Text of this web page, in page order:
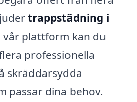
trappstädning i
vår plattform kan du
professionella
skräddarsydda
passar dina behov.